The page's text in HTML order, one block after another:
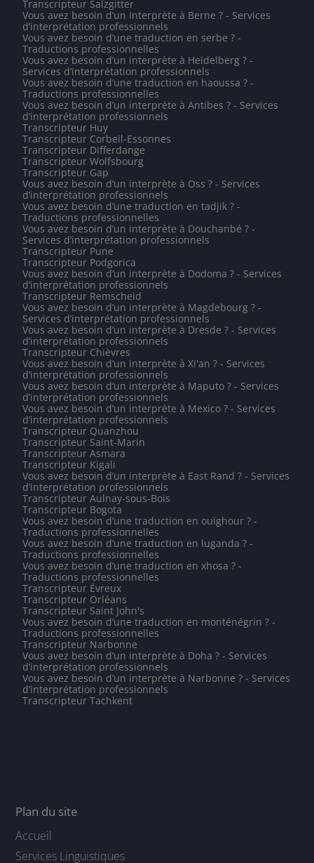
Transcripteur Salzgitter
Vous avez besoin d’un interprète à Berne ? - Services
d’interprétation professionnels
Vous avez besoin d’une traduction en serbe ? -
Traductions professionnelles
Vous avez besoin d’un interprète à Heidelberg ? -
Services d’interprétation professionnels
Vous avez besoin d’une traduction en haoussa ? -
Traductions professionnelles
Vous avez besoin d’un interprète à Antibes ? - Services
d’interprétation professionnels
Transcripteur Huy
Transcripteur Corbeil-Essonnes
Transcripteur Differdange
Transcripteur Wolfsbourg
Transcripteur Gap
Vous avez besoin d’un interprète à Oss ? - Services
d’interprétation professionnels
Vous avez besoin d’une traduction en tadjik ? -
Traductions professionnelles
Vous avez besoin d’un interprète à Douchanbé ? -
Services d’interprétation professionnels
Transcripteur Pune
Transcripteur Podgorica
Vous avez besoin d’un interprète à Dodoma ? - Services
d’interprétation professionnels
Transcripteur Remscheid
Vous avez besoin d’un interprète à Magdebourg ? -
Services d’interprétation professionnels
Vous avez besoin d’un interprète à Dresde ? - Services
d’interprétation professionnels
Transcripteur Chièvres
Vous avez besoin d’un interprète à Xi'an ? - Services
d’interprétation professionnels
Vous avez besoin d’un interprète à Maputo ? - Services
d’interprétation professionnels
Vous avez besoin d’un interprète à Mexico ? - Services
d’interprétation professionnels
Transcripteur Quanzhou
Transcripteur Saint-Marin
Transcripteur Asmara
Transcripteur Kigali
Vous avez besoin d’un interprète à East Rand ? - Services
d’interprétation professionnels
Transcripteur Aulnay-sous-Bois
Transcripteur Bogota
Vous avez besoin d’une traduction en ouïghour ? -
Traductions professionnelles
Vous avez besoin d’une traduction en luganda ? -
Traductions professionnelles
Vous avez besoin d’une traduction en xhosa ? -
Traductions professionnelles
Transcripteur Évreux
Transcripteur Orléans
Transcripteur Saint John's
Vous avez besoin d’une traduction en monténégrin ? -
Traductions professionnelles
Transcripteur Narbonne
Vous avez besoin d’un interprète à Doha ? - Services
d’interprétation professionnels
Vous avez besoin d’un interprète à Narbonne ? - Services
d’interprétation professionnels
Transcripteur Tachkent
Plan du site
Accueil
Services Linguistiques